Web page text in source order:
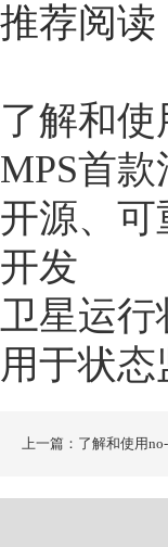
推荐阅读
了解和使
MPS首
开源、
开发
卫星运行
用于状
上一篇：了解和使用